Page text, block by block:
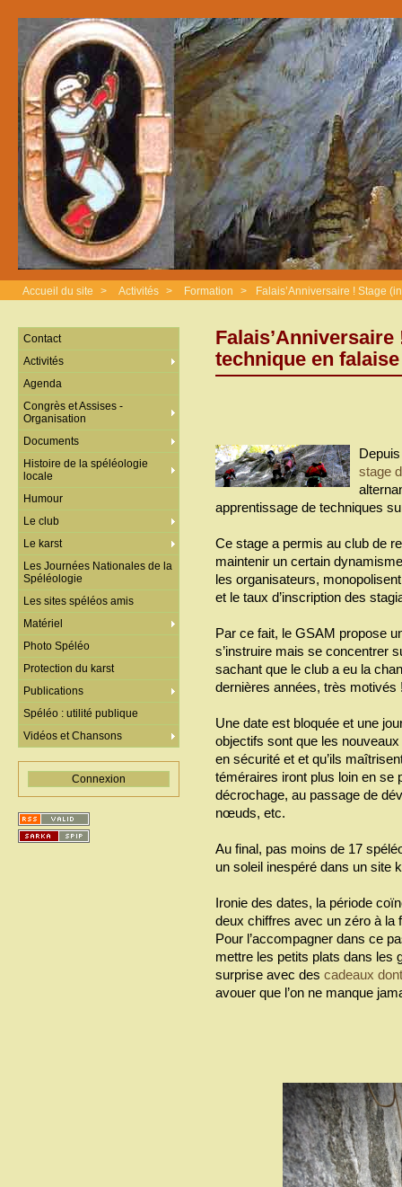
Accueil du site > Activités > Formation > Falais’Anniversaire ! Stage
technique en
stage
apprentissage de techniques
Ce stage a permis au club de
maintenir un certain
les organisateurs,
et le taux d’inscription des
Par ce fait, le GSAM propose
s’instruire mais se concentrer
sachant que le club a eu la
dernières années, très motivés
Une date est bloquée et une
objectifs sont que les
en sécurité et et qu’ils
téméraires iront plus loin en se
décrochage, au passage de
nœuds, etc.
Au final, pas moins de 17
un soleil inespéré dans un site
Ironie des dates, la période
deux chiffres avec un zéro à la
Pour l’accompagner dans ce
mettre les petits plats dans les
surprise avec des cadeaux
avouer que l’on ne manque
Contact
Activités
Agenda
Congrès et Assises -
Organisation
Documents
Histoire de la spéléologie
locale
Humour
Le club
Le karst
Les Journées Nationales de la
Spéléologie
Les sites spéléos amis
Matériel
Photo Spéléo
Protection du karst
Publications
Spéléo : utilité publique
Vidéos et Chansons
Connexion